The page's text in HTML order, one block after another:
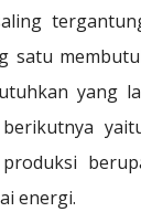
satu
yang
energi.